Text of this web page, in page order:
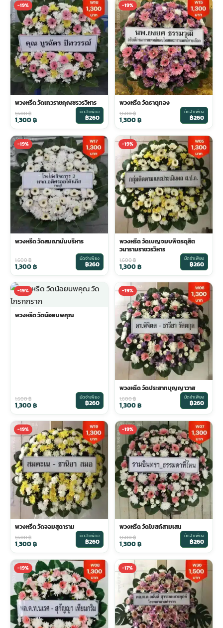
-19%
พวงหรีด วัดเทวราชกุญชรวรวิหาร
1,600฿
1,300฿
มัดจำเพียง
฿260
-19%
พวงหรีด วัดธาตุทอง
1,600฿
1,300฿
มัดจำเพียง
฿260
-19%
พวงหรีด วัดสมณานัมบริหาร
1,600฿
1,300฿
มัดจำเพียง
฿260
-19%
พวงหรีด วัดเบญจมบพิตรดุสิต
วนารามราชวรวิหาร
1,600฿
1,300฿
มัดจำเพียง
฿260
-19%
พวงหรีด วัดน้อยนพคุณ
1,600฿
1,300฿
มัดจำเพียง
฿260
-19%
พวงหรีด วัดประสาทบุญญาวาส
1,600฿
1,300฿
มัดจำเพียง
฿260
-19%
พวงหรีด วัดจอมสุดาราม
1,600฿
1,300฿
มัดจำเพียง
฿260
-19%
พวงหรีด วัดโบสถ์สามเสน
1,600฿
1,300฿
มัดจำเพียง
฿260
-19% -17%